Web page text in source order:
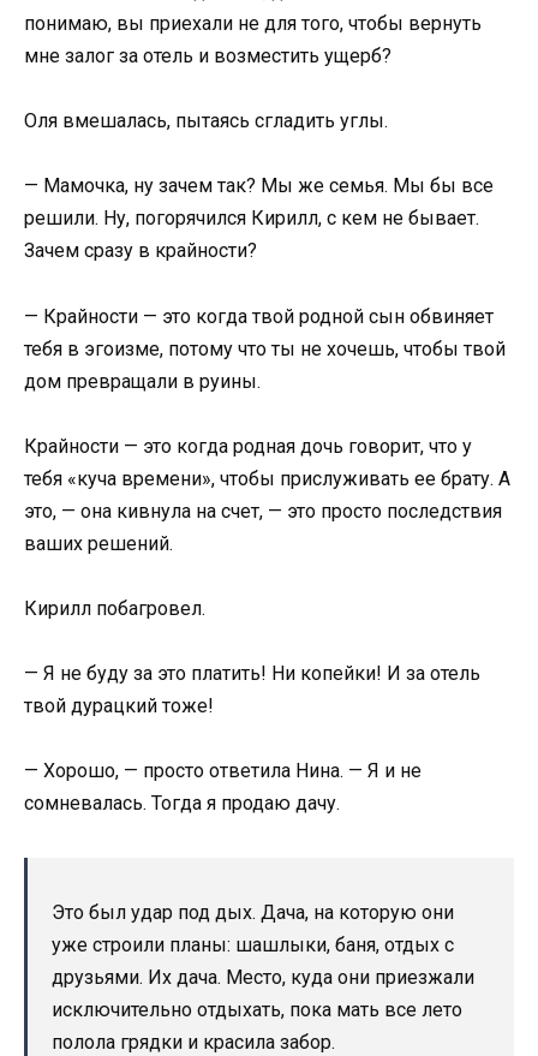
понимаю, вы приехали не для того, чтобы вернуть
мне залог за отель и возместить ущерб?
Оля вмешалась, пытаясь сгладить углы.
— Мамочка, ну зачем так? Мы же семья. Мы бы все
решили. Ну, погорячился Кирилл, с кем не бывает.
Зачем сразу в крайности?
— Крайности — это когда твой родной сын обвиняет
тебя в эгоизме, потому что ты не хочешь, чтобы твой
дом превращали в руины.
Крайности — это когда родная дочь говорит, что у
тебя «куча времени», чтобы прислуживать ее брату. А
это, — она кивнула на счет, — это просто последствия
ваших решений.
Кирилл побагровел.
— Я не буду за это платить! Ни копейки! И за отель
твой дурацкий тоже!
— Хорошо, — просто ответила Нина. — Я и не
сомневалась. Тогда я продаю дачу.
Это был удар под дых. Дача, на которую они
уже строили планы: шашлыки, баня, отдых с
друзьями. Их дача. Место, куда они приезжали
исключительно отдыхать, пока мать все лето
полола грядки и красила забор.